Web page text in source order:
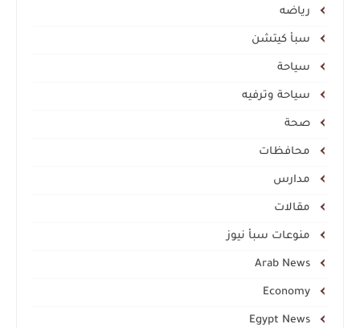
رياضه
سبأ كيتشن
سياحة
سياحة وترفيه
صحة
محافظات
مدارس
مقالات
منوعات سبأ نيوز
Arab News
Economy
Egypt News